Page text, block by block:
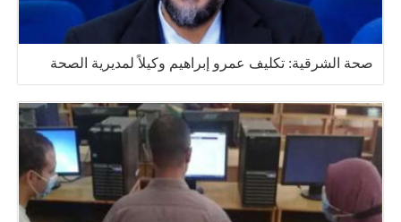
صحة الشرقية: تكليف عمرو إبراهيم وكيلاً لمديرية الصحة